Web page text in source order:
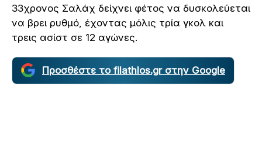
33χρονος Σαλάχ δείχνει φέτος να δυσκολεύεται
να βρει ρυθμό, έχοντας μόλις τρία γκολ και
τρεις ασίστ σε 12 αγώνες.
Προσθέστε το filathlos.gr στην Google